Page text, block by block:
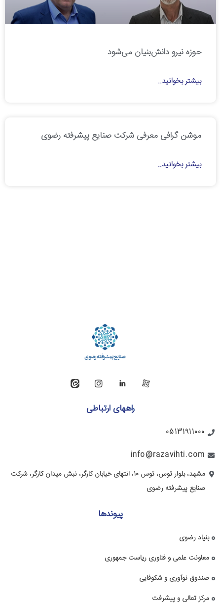
حوزه نیرو دانش‌بنیان می‌شود
بیشتر بخوانید..
موشن گرافی معرفی شرکت صنایع پیشرفته رضوی
بیشتر بخوانید..
راههای ارتباطی
05131911000
info@razavihti.com
مشهد، بلوار توس، توس ۱۰، انتهای خیابان کارگر، نبش میدان کارگر، شرکت
صنایع پیشرفته رضوی
پیوندها
بنیاد رضوی
معاونت علمی و فناوری ریاست جمهوری
صندوق نوآوری و شکوفایی
مرکز تعالی و پیشرفت